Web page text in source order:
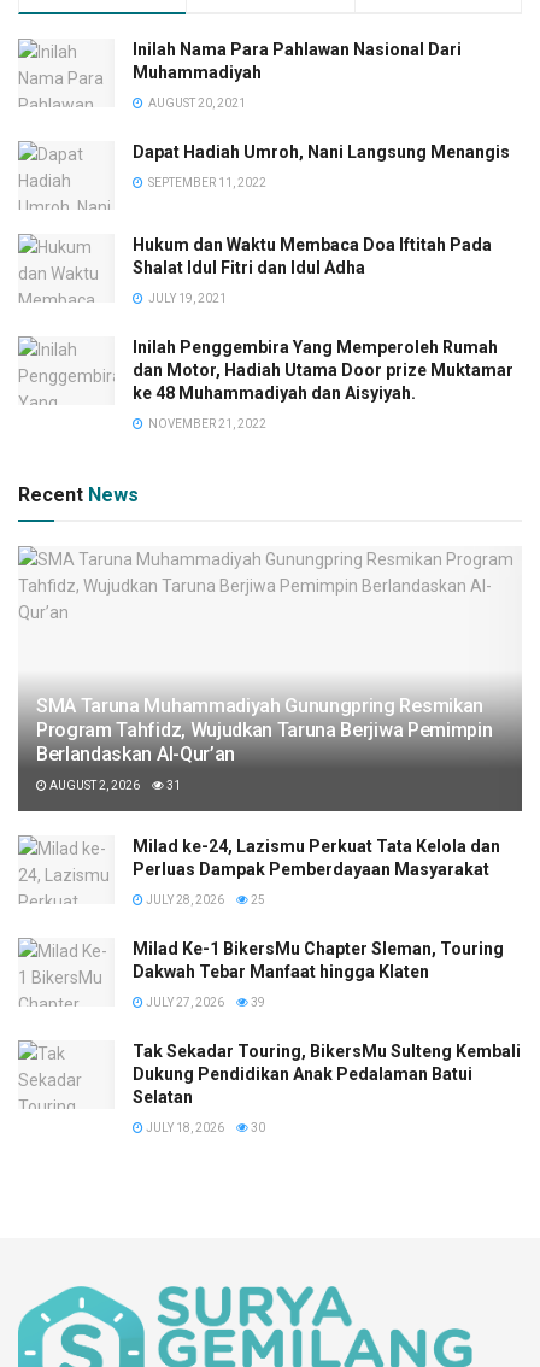
Inilah Nama Para Pahlawan Nasional Dari
Muhammadiyah
AUGUST 20, 2021
Dapat Hadiah Umroh, Nani Langsung Menangis
SEPTEMBER 11, 2022
Hukum dan Waktu Membaca Doa Iftitah Pada
Shalat Idul Fitri dan Idul Adha
JULY 19, 2021
Inilah Penggembira Yang Memperoleh Rumah
dan Motor, Hadiah Utama Door prize Muktamar
ke 48 Muhammadiyah dan Aisyiyah.
NOVEMBER 21, 2022
Recent News
SMA Taruna Muhammadiyah Gunungpring Resmikan
Program Tahfidz, Wujudkan Taruna Berjiwa Pemimpin
Berlandaskan Al-Qur’an
AUGUST 2, 2026 31
Milad ke-24, Lazismu Perkuat Tata Kelola dan
Perluas Dampak Pemberdayaan Masyarakat
JULY 28, 2026 25
Milad Ke-1 BikersMu Chapter Sleman, Touring
Dakwah Tebar Manfaat hingga Klaten
JULY 27, 2026 39
Tak Sekadar Touring, BikersMu Sulteng Kembali
Dukung Pendidikan Anak Pedalaman Batui
Selatan
JULY 18, 2026 30